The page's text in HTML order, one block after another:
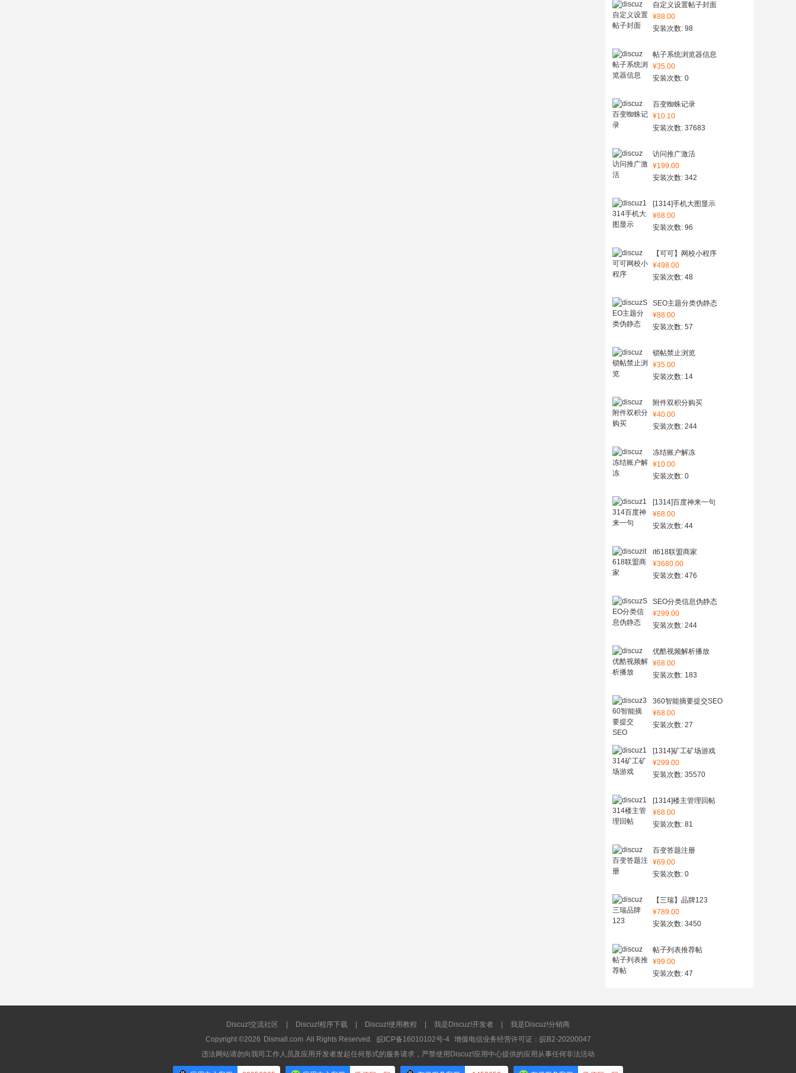
自定义设置帖子封面
¥88.00
安装次数: 98
帖子系统浏览器信息
¥35.00
安装次数: 0
百变蜘蛛记录
¥10.10
安装次数: 37683
访问推广激活
¥199.00
安装次数: 342
[1314]手机大图显示
¥68.00
安装次数: 96
【可可】网校小程序
¥498.00
安装次数: 48
SEO主题分类伪静态
¥88.00
安装次数: 57
锁帖禁止浏览
¥35.00
安装次数: 14
附件双积分购买
¥40.00
安装次数: 244
冻结账户解冻
¥10.00
安装次数: 0
[1314]百度神来一句
¥68.00
安装次数: 44
it618联盟商家
¥3680.00
安装次数: 476
SEO分类信息伪静态
¥299.00
安装次数: 244
优酷视频解析播放
¥68.00
安装次数: 183
360智能摘要提交SEO
¥68.00
安装次数: 27
[1314]矿工矿场游戏
¥299.00
安装次数: 35570
[1314]楼主管理回帖
¥68.00
安装次数: 81
百变答题注册
¥69.00
安装次数: 0
【三瑞】品牌123
¥789.00
安装次数: 3450
帖子列表推荐帖
¥99.00
安装次数: 47
Discuz!交流社区 Discuz!程序下载 Discuz!使用教程 我是Discuz!开发者
我是Discuz!分销商
Copyright ©2026 Dismall.com All Rights Reserved. 皖ICP备16010102号-4
增值电信业务经营许可证：皖B2-20200047
违法网站请勿向我司工作人员及应用开发者发起任何形式的服务请求，严禁使用Discuz!应用中心提供的应用从事任何非法活动